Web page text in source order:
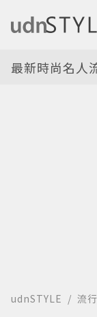
最新時尚名人
udnSTYLE 流